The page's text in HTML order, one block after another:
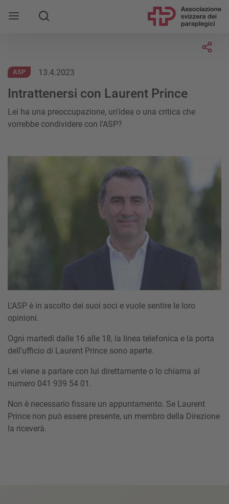
ASP 13.4.2023
Intrattenersi con Laurent Prince
Lei ha una preoccupazione, un'idea o una critica che
vorrebbe condividere con l'ASP?
L'ASP è in ascolto dei suoi soci e vuole sentire le loro
opinioni.
Ogni martedì dalle 16 alle 18, la linea telefonica e la porta
dell'ufficio di Laurent Prince sono aperte.
Lei viene a parlare con lui direttamente o lo chiama al
numero 041 939 54 01.
Non è necessario fissare un appuntamento. Se Laurent
Prince non può essere presente, un membro della Direzione
la riceverà.